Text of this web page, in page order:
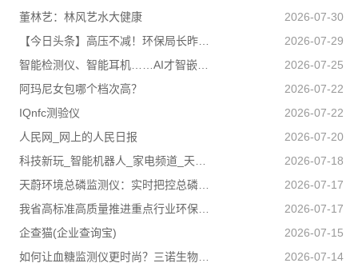
董林艺：林风艺水大健康
2026-07-30
【今日头条】高压不减！环保局长昨夜又去夜查了
2026-07-29
智能检测仪、智能耳机……AI才智嵌入百姓日子 科技盈利惠及民生
2026-07-25
阿玛尼女包哪个档次高？
2026-07-22
IQnfc测验仪
2026-07-22
人民网_网上的人民日报
2026-07-20
2026-07-18
2026-07-17
我省高标准高质量推进重点行业环保绩效创A
2026-07-17
企查猫(企业查询宝)
2026-07-15
如何让血糖监测仪更时尚？三诺生物给出答案！
2026-07-14